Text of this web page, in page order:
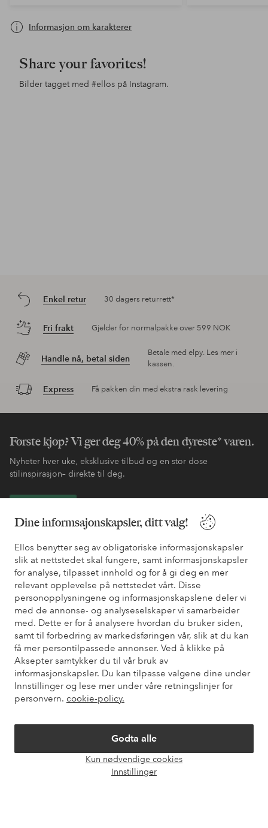
Dine informsajonskapsler, ditt valg!
Ellos benytter seg av obligatoriske informasjonskapsler
slik at nettstedet skal fungere, samt informasjonskapsler
for analyse, tilpasset innhold og for å gi deg en mer
relevant opplevelse på nettstedet vårt. Disse
personopplysningene og informasjonskapslene deler vi
med de annonse- og analyseselskaper vi samarbeider
med. Dette er for å analysere hvordan du bruker siden,
samt til forbedring av markedsføringen vår, slik at du kan
få mer persontilpassede annonser. Ved å klikke på
Aksepter samtykker du til vår bruk av
informasjonskapsler. Du kan tilpasse valgene dine under
Innstillinger og lese mer under våre retningslinjer for
personvern. cookie-policy.
Godta alle
Kun nødvendige cookies
Innstillinger
Informasjon om karakterer
Share your favorites!
Bilder tagget med #ellos på Instagram.
Enkel retur 30 dagers returrett*
Fri frakt Gjelder for normalpakke over 599 NOK
Handle nå, betal siden
Betale med elpy. Les mer i
kassen.
Express Få pakken din med ekstra rask levering
Første kjøp? Vi ger deg 40% på den dyreste* varen.
Nyheter hver uke, eksklusive tilbud og en stor dose
stilinspirasjon– direkte til deg.
Trenger du hjelp?
Du finner svar på de vanligste spørsmålene i vår FAQ. Du finner
også informasjon om hvordan du kan kontakte oss.
Kundeservice Bestilling Betalingsmåte
Mine sider
Om Ellos